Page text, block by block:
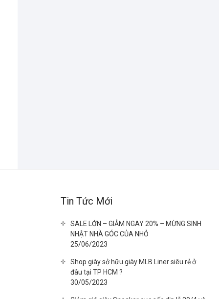
Tin Tức Mới
SALE LỚN – GIẢM NGAY 20% – MỪNG SINH
NHẬT NHÀ GÓC CỦA NHỎ
25/06/2023
Shop giày sở hữu giày MLB Liner siêu rẻ ở
đâu tại TP HCM ?
30/05/2023